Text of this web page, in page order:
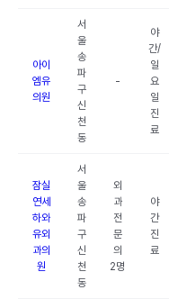
아이
엠유
의원
서
울
송
파
구
신
천
동
-
야
간/
일
요
일
진
료
잠실
연세
하와
유외
과의
원
서
울
송
파
구
신
천
동
외
과
전
문
의
2명
야
간
진
료